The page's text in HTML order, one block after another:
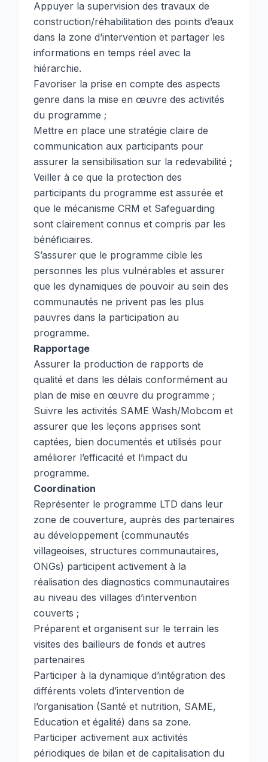
Appuyer la supervision des travaux de
construction/réhabilitation des points d’eaux
dans la zone d’intervention et partager les
informations en temps réel avec la
hiérarchie.
Favoriser la prise en compte des aspects
genre dans la mise en œuvre des activités
du programme ;
Mettre en place une stratégie claire de
communication aux participants pour
assurer la sensibilisation sur la redevabilité ;
Veiller à ce que la protection des
participants du programme est assurée et
que le mécanisme CRM et Safeguarding
sont clairement connus et compris par les
bénéficiaires.
S’assurer que le programme cible les
personnes les plus vulnérables et assurer
que les dynamiques de pouvoir au sein des
communautés ne privent pas les plus
pauvres dans la participation au
programme.
Rapportage
Assurer la production de rapports de
qualité et dans les délais conformément au
plan de mise en œuvre du programme ;
Suivre les activités SAME Wash/Mobcom et
assurer que les leçons apprises sont
captées, bien documentés et utilisés pour
améliorer l’efficacité et l’impact du
programme.
Coordination
Représenter le programme LTD dans leur
zone de couverture, auprès des partenaires
au développement (communautés
villageoises, structures communautaires,
ONGs) participent activement à la
réalisation des diagnostics communautaires
au niveau des villages d’intervention
couverts ;
Préparent et organisent sur le terrain les
visites des bailleurs de fonds et autres
partenaires
Participer à la dynamique d’intégration des
différents volets d’intervention de
l’organisation (Santé et nutrition, SAME,
Education et égalité) dans sa zone.
Participer activement aux activités
périodiques de bilan et de capitalisation du